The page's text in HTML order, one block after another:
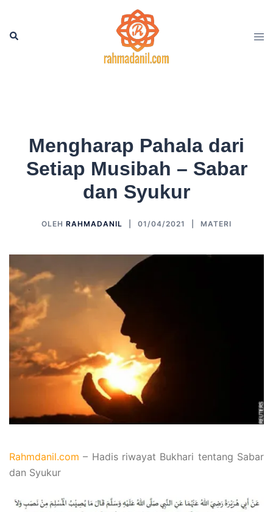
Cari
Mengharap Pahala dari
Setiap Musibah – Sabar
dan Syukur
OLEH RAHMADANIL 01/04/2021 MATERI
Rahmdanil.com – Hadis riwayat Bukhari tentang Sabar
dan Syukur